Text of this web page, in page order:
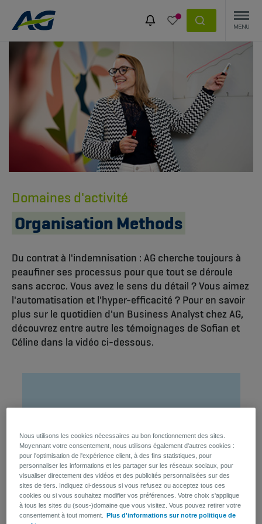
Domaines d'activité
Organisation Methods
Du contrat à l'indemnisation : AG cherche toujours à
peaufiner ses processus pour que tout se déroule
sans accroc. Vous avez le sens du détail ? Vous aimez
l'automatisation et l'hyper-efficacité ? Pour en savoir
plus sur le quotidien d'un Business Analyst chez AG,
découvrez entre autre les témoignages de Sofian et
Céline dans la vidéo ci-dessous.
Nous utilisons les cookies nécessaires au bon fonctionnement des sites.
Moyennant votre consentement, nous utilisons également d'autres cookies :
pour l'optimisation de l'expérience client, à des fins statistiques, pour
personnaliser les informations et les partager sur les réseaux sociaux, pour
visualiser directement des vidéos et des publicités personnalisées sur des
sites de tiers. Indiquez ci-dessous si vous refusez ou acceptez tous ces
cookies ou si vous souhaitez modifier vos préférences. Votre choix s'applique
à tous les sites du (sous-)domaine que vous visitez. Vous pouvez retirer votre
consentement à tout moment.
Plus d'informations sur notre politique de